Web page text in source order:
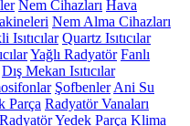
Nem Cihazları Hava
Nem Alma Cihazları
Isıtıcılar Quartz Isıtıcılar
Yağlı Radyatör Fanlı
Dış Mekan Isıtıcılar
Şofbenler Ani Su
Parça Radyatör Vanaları
Radyatör Yedek Parça Klima